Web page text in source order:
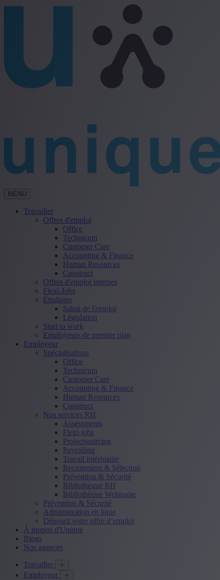
MENU
Travailler
Offres d'emploi
Office
Technicum
Customer Care
Accounting & Finance
Human Resources
Construct
Offres d'emploi internes
Flexi-Jobs
Étudiants
Salon de l'emploi
Législation
Start to work
Employeurs de premier plan
Employeur
Spécialisations
Office
Technicum
Customer Care
Accounting & Finance
Human Resources
Construct
Nos services RH
Assessments
Flexi-jobs
Projectsourcing
Payrolling
Travail intérimaire
Recrutement & Sélection
Prévention & Sécurité
Bibliothèque RH
Bibliothèque Webinaire
Prévention & Sécurité
Administration en ligne
Déposez votre offre d’emploi
À propos d'Unique
Blogs
Nos agences
Travailler
Employeur